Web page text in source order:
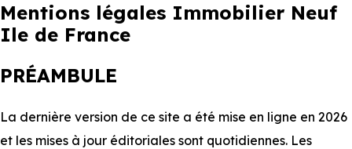
Investir
Actualités
Ressources
Mentions légales Immobilier Neuf
Ile de France
PRÉAMBULE
La dernière version de ce site a été mise en ligne en 2026
et les mises à jour éditoriales sont quotidiennes. Les